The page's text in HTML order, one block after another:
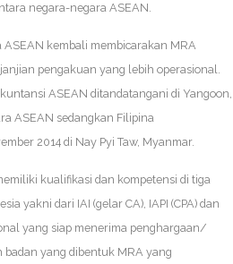
negara-negara ASEAN.
kembali membicarakan MRA
pengakuan yang lebih operasional.
ASEAN ditandatangani di Yangoon,
ASEAN sedangkan Filipina
2014 di Nay Pyi Taw, Myanmar.
kualifikasi dan kompetensi di tiga
yakni dari IAI (gelar CA), IAPI (CPA) dan
yang siap menerima penghargaan/
badan yang dibentuk MRA yang